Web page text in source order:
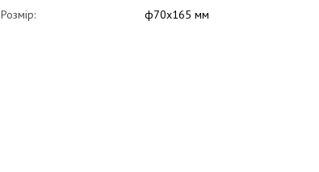
Розмір:
ф70x165 мм